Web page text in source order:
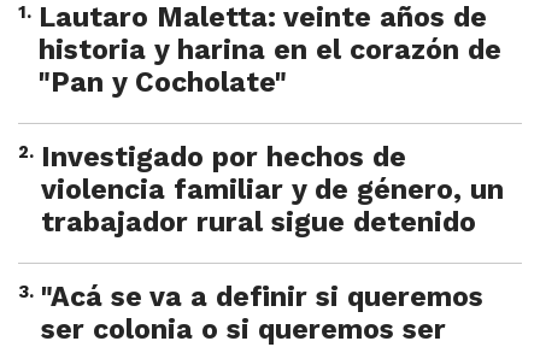
1. Lautaro Maletta: veinte años de
historia y harina en el corazón de
"Pan y Cocholate"
2. Investigado por hechos de
violencia familiar y de género, un
trabajador rural sigue detenido
3. "Acá se va a definir si queremos
ser colonia o si queremos ser